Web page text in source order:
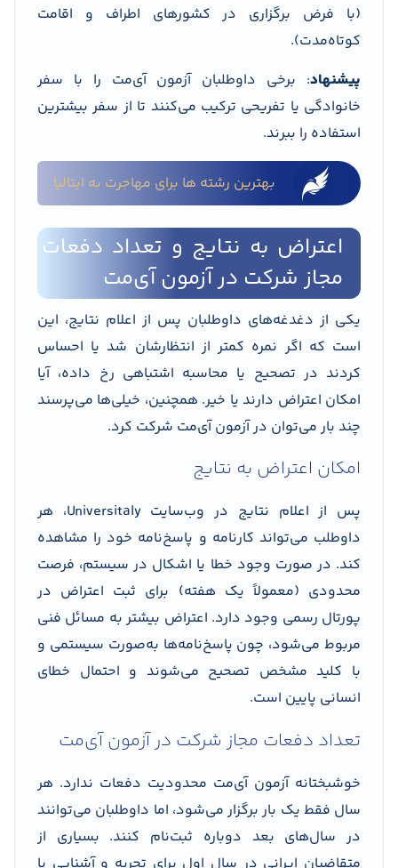
(با فرض برگزاری در کشورهای اطراف و اقامت
کوتاه‌مدت).
پیشنهاد: برخی داوطلبان آزمون آی‌مت را با سفر
خانوادگی یا تفریحی ترکیب می‌کنند تا از سفر بیشترین
استفاده را ببرند.
بهترین رشته ها برای مهاجرت به ایتالیا
اعتراض به نتایج و تعداد دفعات
مجاز شرکت در آزمون آی‌مت
یکی از دغدغه‌های داوطلبان پس از اعلام نتایج، این
است که اگر نمره کمتر از انتظارشان شد یا احساس
کردند در تصحیح یا محاسبه اشتباهی رخ داده، آیا
امکان اعتراض دارند یا خیر. همچنین، خیلی‌ها می‌پرسند
چند بار می‌توان در آزمون آی‌مت شرکت کرد.
امکان اعتراض به نتایج
پس از اعلام نتایج در وب‌سایت Universitaly، هر
داوطلب می‌تواند کارنامه و پاسخ‌نامه خود را مشاهده
کند. در صورت وجود خطا یا اشکال در سیستم، فرصت
محدودی (معمولاً یک هفته) برای ثبت اعتراض در
پورتال رسمی وجود دارد. اعتراض بیشتر به مسائل فنی
مربوط می‌شود، چون پاسخ‌نامه‌ها به‌صورت سیستمی و
با کلید مشخص تصحیح می‌شوند و احتمال خطای
انسانی پایین است.
تعداد دفعات مجاز شرکت در آزمون آی‌مت
خوشبختانه آزمون آی‌مت محدودیت دفعات ندارد. هر
سال فقط یک بار برگزار می‌شود، اما داوطلبان می‌توانند
در سال‌های بعد دوباره ثبت‌نام کنند. بسیاری از